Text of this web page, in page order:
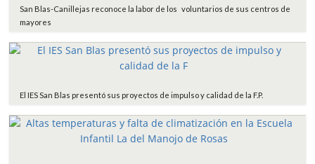
San Blas-Canillejas reconoce la labor de los voluntarios de sus centros de
mayores
El IES San Blas presentó sus proyectos de impulso y calidad de la F.P.